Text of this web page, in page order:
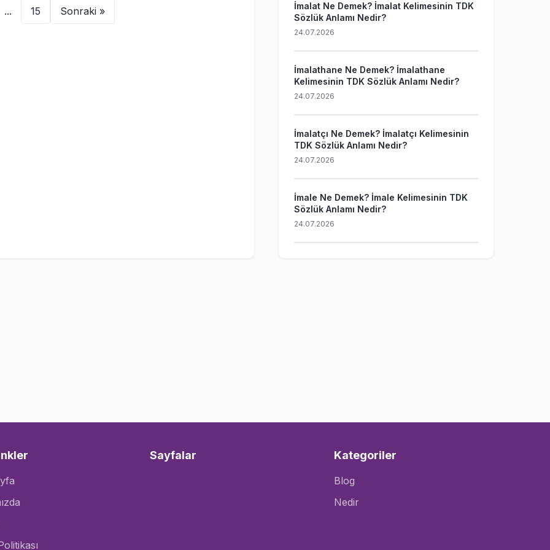
... 15 Sonraki »
İmalat Ne Demek? İmalat Kelimesinin TDK
Sözlük Anlamı Nedir?
24.07.2026
İmalathane Ne Demek? İmalathane
Kelimesinin TDK Sözlük Anlamı Nedir?
24.07.2026
İmalatçı Ne Demek? İmalatçı Kelimesinin
TDK Sözlük Anlamı Nedir?
24.07.2026
İmale Ne Demek? İmale Kelimesinin TDK
Sözlük Anlamı Nedir?
24.07.2026
Sayfalar Kategoriler
Blog
Nedir